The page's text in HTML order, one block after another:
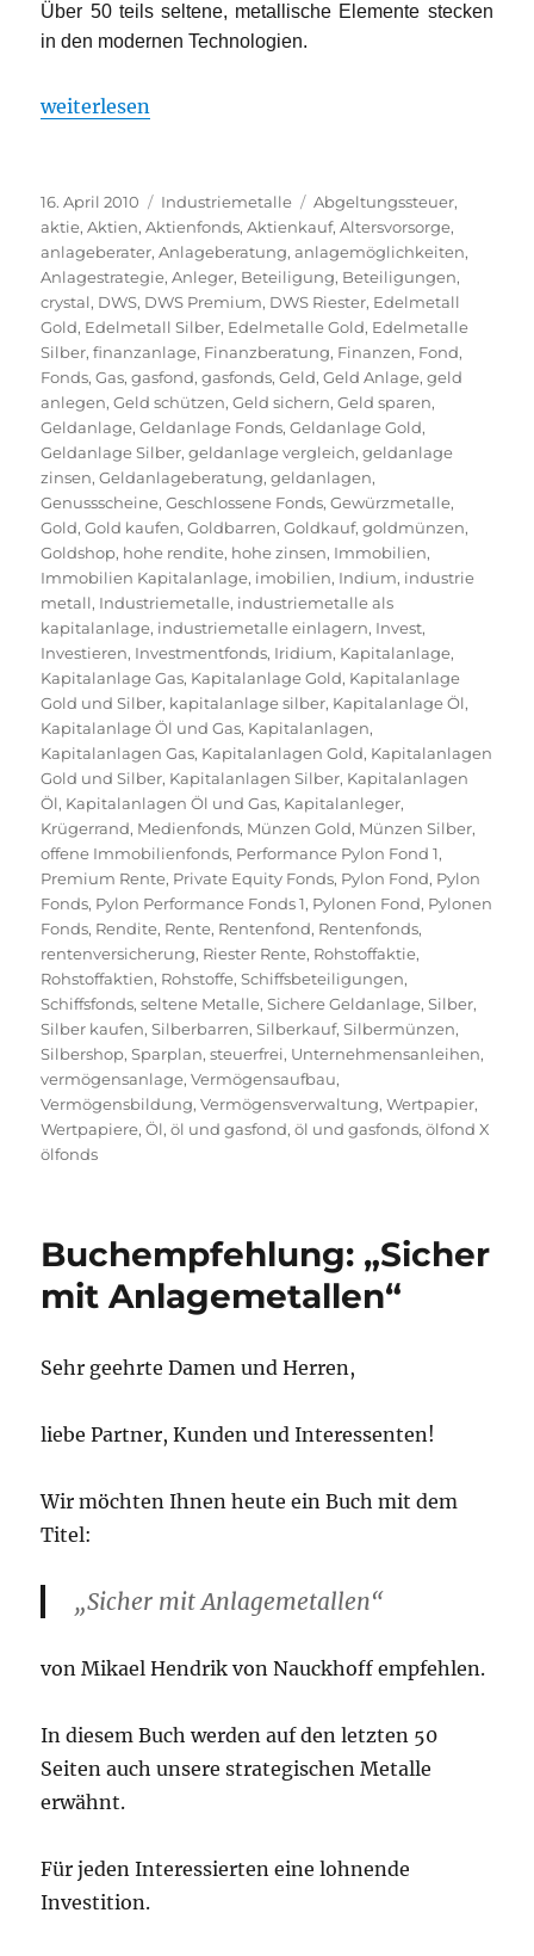
Über 50 teils seltene, metallische Elemente stecken
in den modernen Technologien.
„Den Innovationen geht der Rohstoff aus“
weiterlesen
Veröffentlicht
am
16. April 2010 Kategorien
Industriemetalle Schlagwörter
Abgeltungssteuer,
aktie,Aktien,Aktienfonds,Aktienkauf,Altersvorsorge,
anlageberater,Anlageberatung,anlagemöglichkeiten,
Anlagestrategie,Anleger, Beteiligung, Beteiligungen,
crystal, DWS, DWS Premium, DWS Riester, Edelmetall
Gold, Edelmetall Silber, Edelmetalle Gold, Edelmetalle
Silber,finanzanlage, Finanzberatung, Finanzen, Fond,
Fonds,Gas,gasfond,gasfonds,Geld,Geld Anlage,geld
anlegen,Geld schützen,Geld sichern,Geld sparen,
Geldanlage,Geldanlage Fonds,Geldanlage Gold,
Geldanlage Silber,geldanlage vergleich,geldanlage
zinsen,Geldanlageberatung,geldanlagen,
Genussscheine,Geschlossene Fonds,Gewürzmetalle,
Gold,Gold kaufen,Goldbarren,Goldkauf,goldmünzen,
Goldshop, hohe rendite, hohe zinsen, Immobilien,
Immobilien Kapitalanlage, imobilien, Indium, industrie
metall, Industriemetalle, industriemetalle als
kapitalanlage, industriemetalle einlagern, Invest,
Investieren, Investmentfonds, Iridium, Kapitalanlage,
Kapitalanlage Gas, Kapitalanlage Gold, Kapitalanlage
Gold und Silber, kapitalanlage silber, Kapitalanlage Öl,
Kapitalanlage Öl und Gas, Kapitalanlagen,
Kapitalanlagen Gas, Kapitalanlagen Gold, Kapitalanlagen
Gold und Silber, Kapitalanlagen Silber, Kapitalanlagen
Öl, Kapitalanlagen Öl und Gas, Kapitalanleger,
Krügerrand, Medienfonds, Münzen Gold, Münzen Silber,
offene Immobilienfonds, Performance Pylon Fond 1,
Premium Rente, Private Equity Fonds, Pylon Fond, Pylon
Fonds, Pylon Performance Fonds 1, Pylonen Fond, Pylonen
Fonds, Rendite, Rente, Rentenfond, Rentenfonds,
rentenversicherung, Riester Rente, Rohstoffaktie,
Rohstoffaktien, Rohstoffe,Schiffsbeteiligungen,
Schiffsfonds,seltene Metalle,Sichere Geldanlage,Silber,
Silber kaufen,Silberbarren,Silberkauf,Silbermünzen,
Silbershop,Sparplan,steuerfrei, Unternehmensanleihen,
vermögensanlage,Vermögensaufbau,
Vermögensbildung,Vermögensverwaltung,Wertpapier,
Wertpapiere,Öl,öl und gasfond,öl und gasfonds,ölfond X
ölfonds
Buchempfehlung: „Sicher
mit Anlagemetallen“
Sehr geehrte Damen und Herren,
liebe Partner, Kunden und Interessenten!
Wir möchten Ihnen heute ein Buch mit dem
Titel:
„Sicher mit Anlagemetallen“
von Mikael Hendrik von Nauckhoff empfehlen.
In diesem Buch werden auf den letzten 50
Seiten auch unsere strategischen Metalle
erwähnt.
Für jeden Interessierten eine lohnende
Investition.